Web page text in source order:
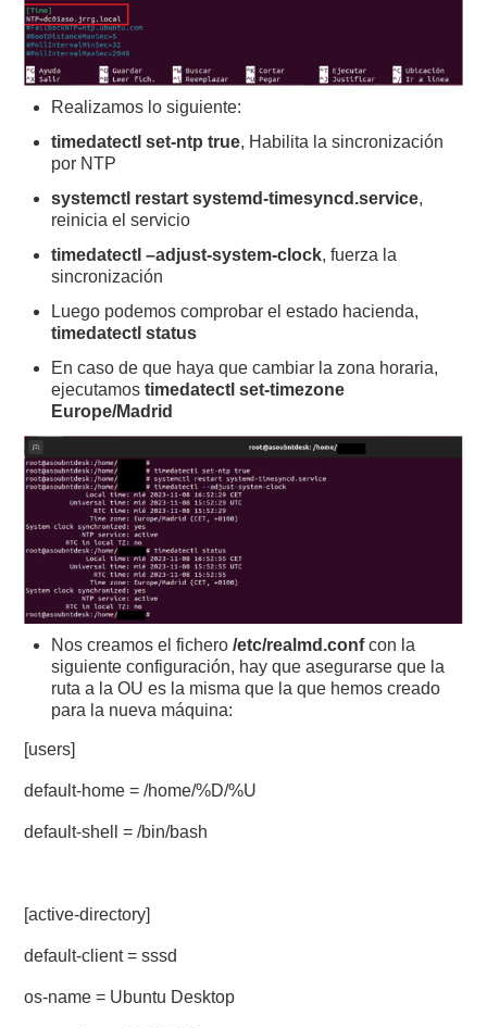
Realizamos lo siguiente:
timedatectl set-ntp true, Habilita la sincronización
por NTP
systemctl restart systemd-timesyncd.service,
reinicia el servicio
timedatectl –adjust-system-clock, fuerza la
sincronización
Luego podemos comprobar el estado hacienda,
timedatectl status
En caso de que haya que cambiar la zona horaria,
ejecutamostimedatectl set-timezone
Europe/Madrid
Nos creamos el fichero/etc/realmd.confcon la
siguiente configuración, hay que asegurarse que la
ruta a la OU es la misma que la que hemos creado
para la nueva máquina:
[users]
default-home = /home/%D/%U
default-shell = /bin/bash
[active-directory]
default-client = sssd
os-name = Ubuntu Desktop